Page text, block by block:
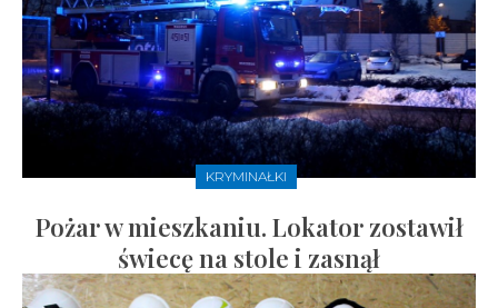
KRYMINAŁKI
Pożar w mieszkaniu. Lokator zostawił
świecę na stole i zasnął